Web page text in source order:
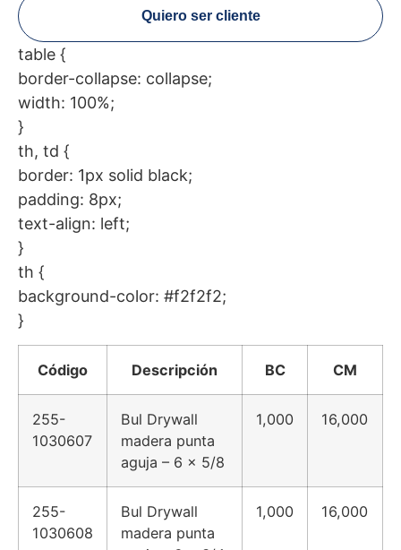
Quiero ser cliente
table {
border-collapse: collapse;
width: 100%;
}
th, td {
border: 1px solid black;
padding: 8px;
text-align: left;
}
th {
background-color: #f2f2f2;
}
Código Descripción BC CM
255-
1030607
Bul Drywall
madera punta
aguja – 6 x 5/8
1,000 16,000
255-
1030608
Bul Drywall
madera punta
1,000 16,000